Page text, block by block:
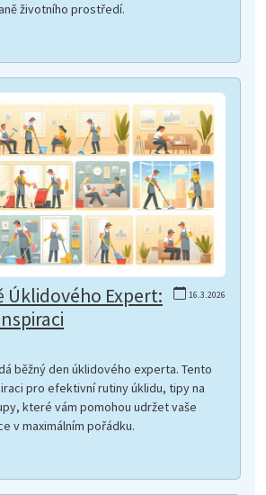
životního prostředí.
16.3.2026
Úklidového Expert:
běžný den úklidového experta. Tento
pro efektivní rutiny úklidu, tipy na
které vám pomohou udržet vaše
v maximálním pořádku.